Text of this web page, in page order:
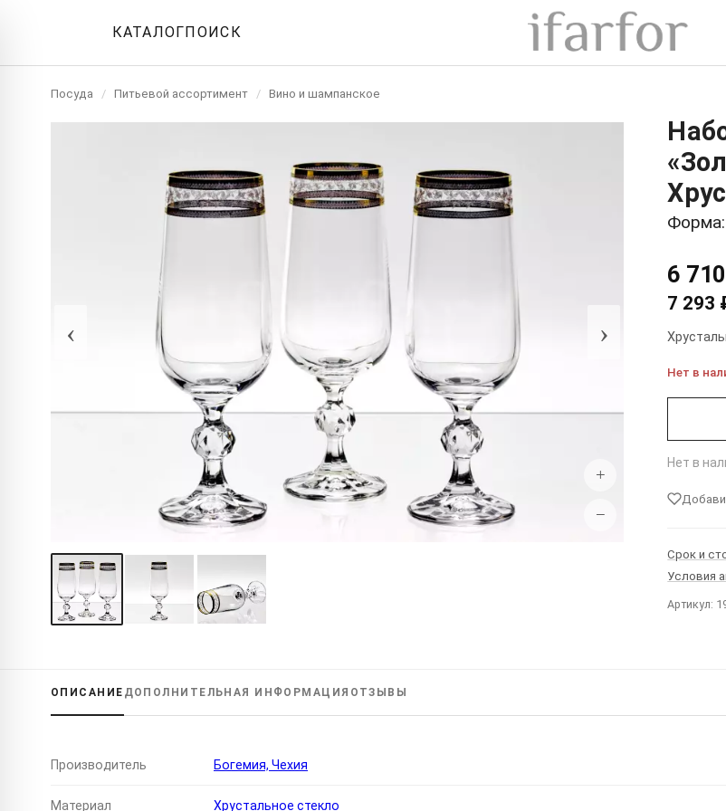
КАТАЛОГПОИСК
Посуда / Питьевой ассортимент / Вино и шампанское
‹ ›
+
−
6
7 293
Нет в
Нет в
Срок и
Условия
Артикул:
ОПИСАНИЕ ДОПОЛНИТЕЛЬНАЯ ИНФОРМАЦИЯ ОТЗЫВЫ
Производитель Богемия, Чехия
Материал Хрустальное стекло